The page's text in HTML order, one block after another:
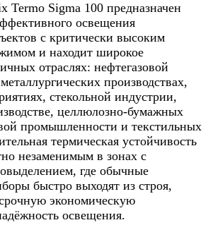
Termo Sigma 100 предназначен
освещения
с критически высоким
и находит широкое
отраслях: нефтегазовой
производствах,
стекольной индустрии,
целлюлозно-бумажных
промышленности и текстильных
термическая устойчивость
незаменимым в зонах с
где обычные
быстро выходят из строя,
экономическую
освещения.